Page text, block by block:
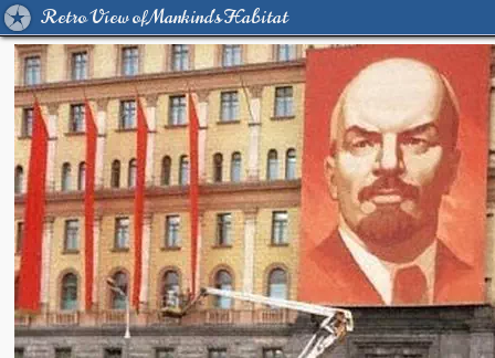
Retro View of Mankind's Habitat